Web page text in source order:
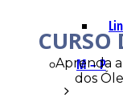
M – P
CURSO
Aprenda
dos